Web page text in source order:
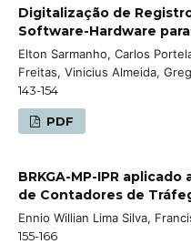
Digitalização de
Software-Hardware
Elton Sarmanho, Carlos
Freitas, Vinicius Almeida,
143-154
PDF
BRKGA-MP-IPR
de Contadores de
Ennio Willian Lima Silva,
155-166